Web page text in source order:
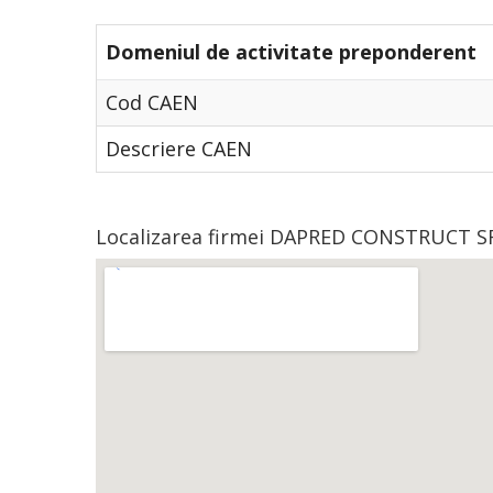
Domeniul de activitate preponderent
Cod CAEN
Descriere CAEN
Localizarea firmei DAPRED CONSTRUCT